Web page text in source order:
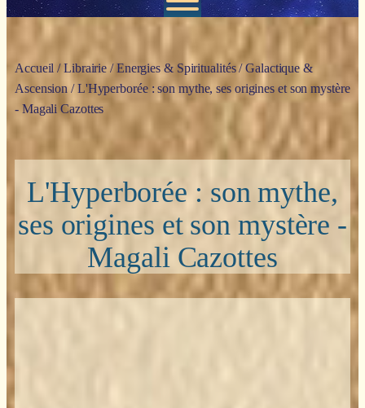
Accueil /Librairie /Energies & Spiritualités/Galactique &
Ascension / L'Hyperborée : son mythe, ses origines et son mystère
- Magali Cazottes
L'Hyperborée : son mythe,
ses origines et son mystère -
Magali Cazottes